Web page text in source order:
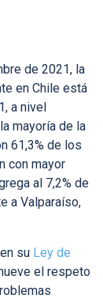
de 2021, la
en Chile está
a nivel
mayoría de la
61,3% de los
con mayor
al 7,2% de
a Valparaíso,
su Ley de
el respeto